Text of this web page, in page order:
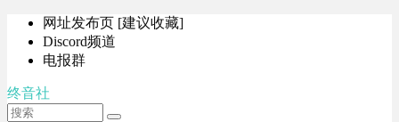
网址发布页 [建议收藏]
Discord频道
电报群
终音社